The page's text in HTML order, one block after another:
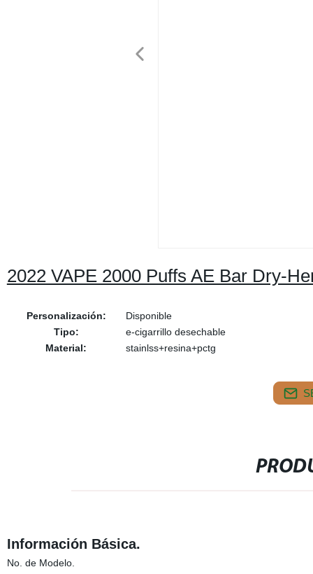
2022 VAPE 2000 Puffs AE Bar Dry-
Personalización:
Disponible
Tipo:
e-cigarrillo desechable
Material:
stainlss+resina+pctg
Información Básica.
No. de Modelo.